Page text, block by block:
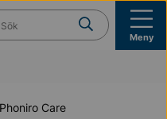
söker du?
Meny
Phoniro Care